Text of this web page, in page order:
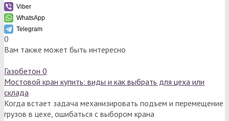
Viber
WhatsApp
Telegram
0
Вам также может быть интересно
Газобетон 0
Мостовой кран купить: виды и как выбрать для цеха или
склада
Когда встает задача механизировать подъем и перемещение
грузов в цехе, ошибаться с выбором крана